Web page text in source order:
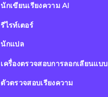
นักเขียนเรียงความ AI
รีไรท์เตอร์
นักแปล
เครื่องตรวจสอบการลอกเลียนแบบ
ตัวตรวจสอบเรียงความ